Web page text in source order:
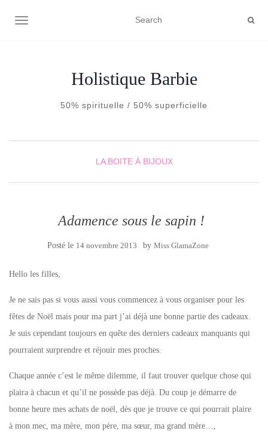
AFFICHER/MASQUER LA NAVIGATION
Holistique Barbie
50% spirituelle / 50% superficielle
LA BOITE À BIJOUX
Adamence sous le sapin !
Posté le 14 novembre 2013 by Miss GlamaZone
Hello les filles,
Je ne sais pas si vous aussi vous commencez à vous organiser pour les
fêtes de Noël mais pour ma part j’ai déjà une bonne partie des cadeaux.
Je suis cependant toujours en quête des derniers cadeaux manquants qui
pourraient surprendre et réjouir mes proches.
Chaque année c’est le même dilemme, il faut trouver quelque chose qui
plaira à chacun et qu’il ne possède pas déjà. Du coup je démarre de
bonne heure mes achats de noël, dès que je trouve ce qui pourrait plaire
à mon mec, ma mère, mon père, ma sœur, ma grand mère…,